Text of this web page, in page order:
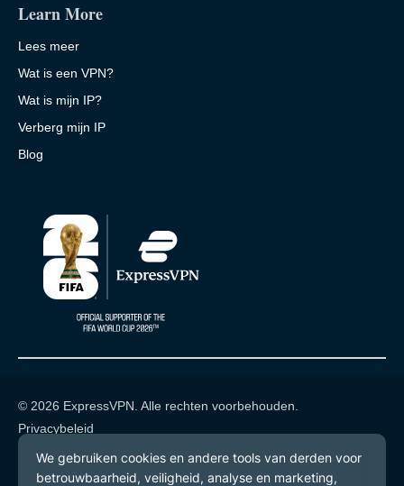
Learn More
Lees meer
Wat is een VPN?
Wat is mijn IP?
Verberg mijn IP
Blog
© 2026 ExpressVPN. Alle rechten voorbehouden.
Privacybeleid
Gebruiksvoorwaarden
Cookievoorkeuren